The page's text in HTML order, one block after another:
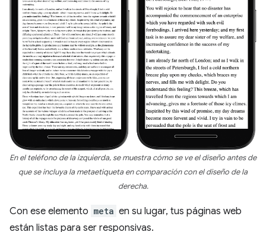
En el teléfono de la izquierda, se muestra cómo se ve el diseño antes de
que se incluya la metaetiqueta en comparación con el diseño de la
derecha.
Con ese elemento meta en su lugar, tus páginas web
están listas para ser responsivas.